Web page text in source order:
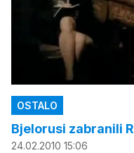
OSTALO
Bjelorusi zabranili
24.02.2010 15:06